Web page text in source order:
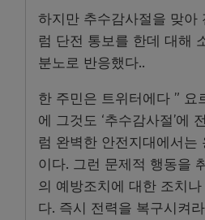
하지만 추수감사절을 맞아
럼 단전 통보를 한데 대해
분노로 반응했다..
한 주민은 트위터에다 ” 요
에 그것도 ‘추수감사절’에
럼 완벽한 안전지대에서는
이다. 그런 문제적 행동을
의 예방조치에 대한 조치
다. 즉시 전력을 복구시켜